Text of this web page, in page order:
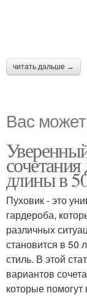
читать дальше →
Вас
длины в
Пуховик - это
гардероба,
различных
становится в 50
стиль. В этой
вариантов
которые